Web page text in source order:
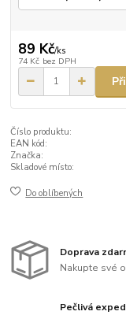
89 Kč/ks
74 Kč bez DPH
Číslo produktu:
EAN kód:
Značka:
Skladové místo:
Do oblíbených
Doprava
Nakupte své
Pečlivá